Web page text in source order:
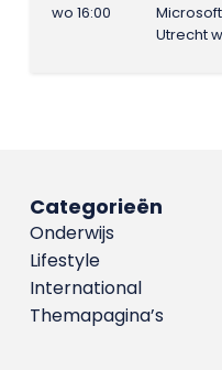
wo 16:00
Utrecht
Categorieën
Onderwijs
Lifestyle
International
Themapagina’s